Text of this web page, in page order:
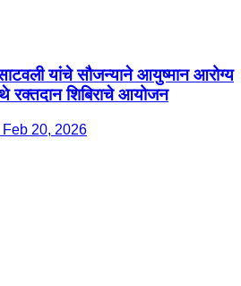
साटवली यांचे सौजन्याने आयुष्मान आरोग्य
रक्तदान शिबिराचे आयोजन
20, 2026